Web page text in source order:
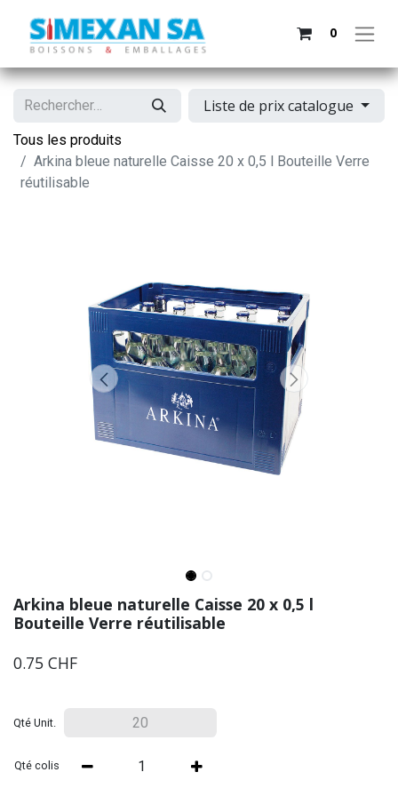
0
Liste de prix catalogue
Tous les produits
Arkina bleue naturelle Caisse 20 x 0,5 l Bouteille Verre
réutilisable
Arkina bleue naturelle Caisse 20 x 0,5 l
Bouteille Verre réutilisable
0.75 CHF
Qté Unit.
Qté colis